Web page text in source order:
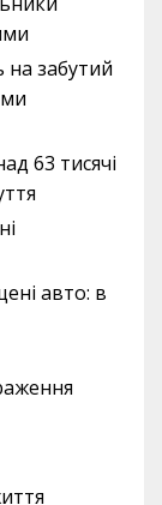
на забутий
63 тисячі
авто: в